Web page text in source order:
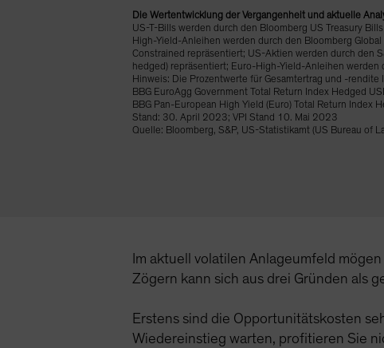
Die Wertentwicklung der Vergangenheit und aktuelle
US-T-Bills werden durch den Bloomberg US Treasury
High-Yield-Anleihen werden durch den Bloomberg
Constrained repräsentiert; US-Aktien werden durch den
hedged) repräsentiert; Euro-High-Yield-Anleihen werden
Hinweis: Die Prozentwerte für Gesamtertrag und -rendite
BBG EuroAgg Government Total Return Index Hedged
BBG Pan-European High Yield (Euro) Total Return
Stand: 30. April 2023; VPI Stand 10. Mai 2023
Quelle: Bloomberg, S&P, US-Statistikamt (US Bureau of
Im aktuell volatilen Anlageumfeld
Zögern kann sich aus drei Gründen als
Erstens sind die Opportunitätskosten
Wiedereinstieg warten, profitieren Sie